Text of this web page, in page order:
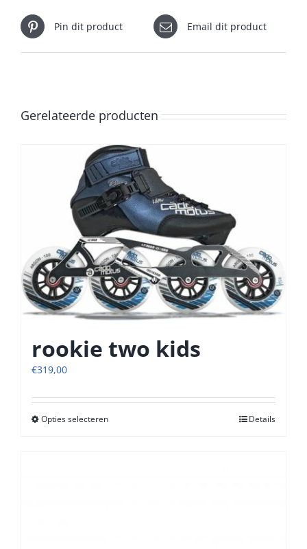
Pin dit product Email dit product
Gerelateerde producten
rookie two kids
€319,00
Opties selecterenDit
Details